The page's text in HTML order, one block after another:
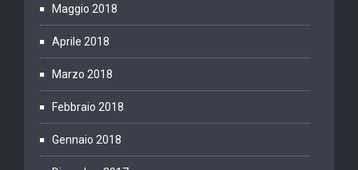
Maggio 2018
Aprile 2018
Marzo 2018
Febbraio 2018
Gennaio 2018